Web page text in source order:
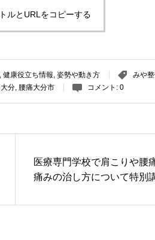
ルとURLをコピーする
, 健康役立ち情報, 姿勢や動き方 みや
分, 腰痛大分市 コメント: 0
医療専門学校で肩こりや腰
痛みの治し方について特別